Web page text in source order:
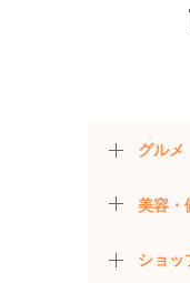
グルメ
美容・
ショッ